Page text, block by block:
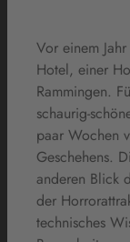
Vor einem
Hotel, einer
Rammingen.
schaurig-
paar Wochen
Geschehens.
anderen Blick
der
technisches